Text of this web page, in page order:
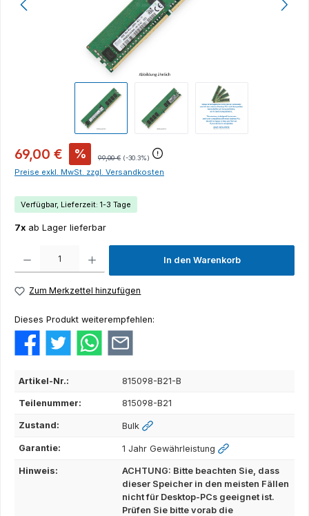
69,00 € % 99,00 € (-30.3%)
Preise exkl. MwSt. zzgl. Versandkosten
Verfügbar, Lieferzeit: 1-3 Tage
7x ab Lager lieferbar
In den Warenkorb
Zum Merkzettel hinzufügen
Dieses Produkt weiterempfehlen:
Artikel-Nr.: 815098-B21-B
Teilenummer: 815098-B21
Zustand: Bulk
Garantie: 1 Jahr Gewährleistung
Hinweis:
ACHTUNG: Bitte beachten Sie, dass
dieser Speicher in den meisten Fällen
nicht für Desktop-PCs geeignet ist.
Prüfen Sie bitte vorab die